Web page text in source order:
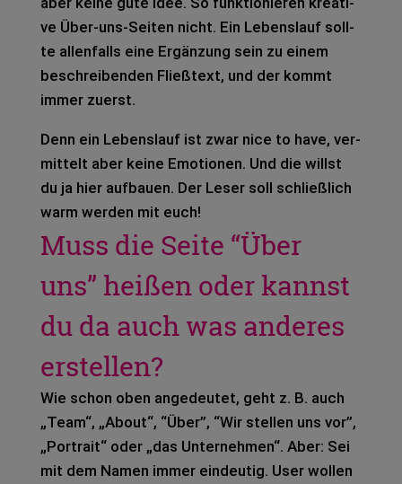
ve Über-uns-Sei­ten nicht. Ein Lebens­lauf soll­
te allen­falls eine Ergän­zung sein zu einem
beschrei­ben­den Fließ­text, und der kommt
immer zuerst.
Denn ein Lebens­lauf ist zwar nice to have, ver­
mit­telt aber keine Emo­tio­nen. Und die willst
du ja hier auf­bau­en. Der Leser soll schließ­lich
warm wer­den mit euch!
Muss die Seite “Über
uns” heißen oder kannst
du da auch was anderes
erstellen?
Wie schon oben ange­deu­tet, geht z. B. auch
„Team“, „About“, “Über”, “Wir stel­len uns vor”,
„Por­trait“ oder „das Unter­neh­men“. Aber: Sei
mit dem Namen immer ein­deu­tig. User wol­len